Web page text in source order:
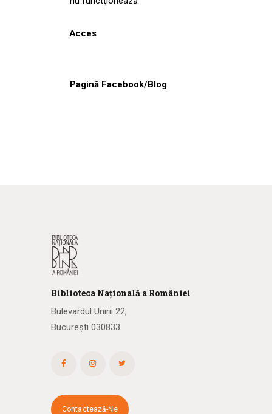
Acces
Pagină Facebook/Blog
Biblioteca Națională a României
Bulevardul Unirii 22,
București 030833
Contactează-Ne